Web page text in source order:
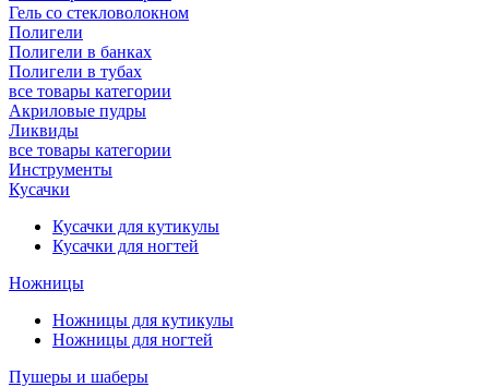
Гель со стекловолокном
Полигели
Полигели в банках
Полигели в тубах
все товары категории
Акриловые пудры
Ликвиды
все товары категории
Инструменты
Кусачки
Кусачки для кутикулы
Кусачки для ногтей
Ножницы
Ножницы для кутикулы
Ножницы для ногтей
Пушеры и шаберы